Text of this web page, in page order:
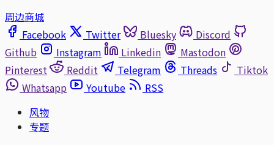
周边商城
Facebook
Twitter Bluesky
Discord
Github
Instagram Linkedin
Mastodon
Pinterest
Reddit Telegram Threads
Tiktok
Whatsapp
Youtube
RSS
风物
专题